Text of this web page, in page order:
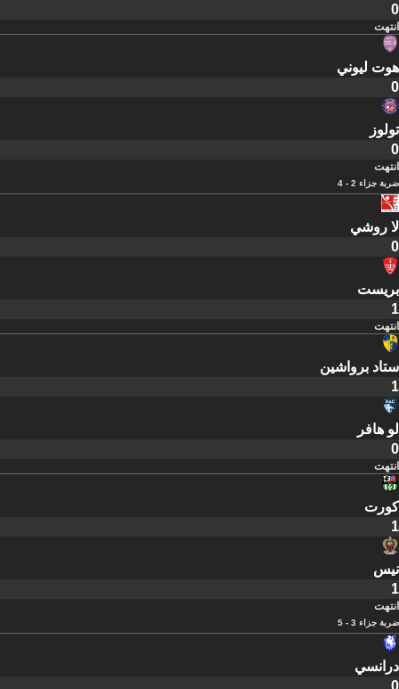
0
انتهت
هوت ليوني
0
تولوز
0
انتهت
ضربة جزاء 2 - 4
لا روشي
0
بريست
1
انتهت
ستاد برواشين
1
لو هافر
0
انتهت
كورت
1
نيس
1
انتهت
ضربة جزاء 3 - 5
درانسي
0